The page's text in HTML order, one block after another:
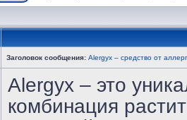
Заголовок сообщения: Alergyx – средство от
Alergyx – это
комбинация